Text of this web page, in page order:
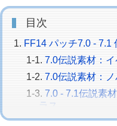
目次
FF14 パッチ7.0 - 7.1
7.0伝説素材：
7.0伝説素材：
7.0 - 7.1伝説素
ラス
7.0 - 7.1伝説素